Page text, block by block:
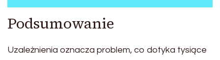
Podsumowanie
Uzależnienia oznacza problem, co dotyka tysiące